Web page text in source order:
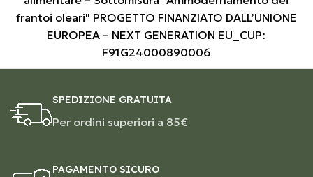
frantoi oleari" PROGETTO FINANZIATO DALL’UNIONE
EUROPEA – NEXT GENERATION EU_CUP:
F91G24000890006
SPEDIZIONE GRATUITA
Per ordini superiori a 85€
PAGAMENTO SICURO